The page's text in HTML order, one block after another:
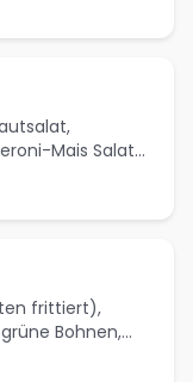
Mais Salat
frittiert),
Bohnen,